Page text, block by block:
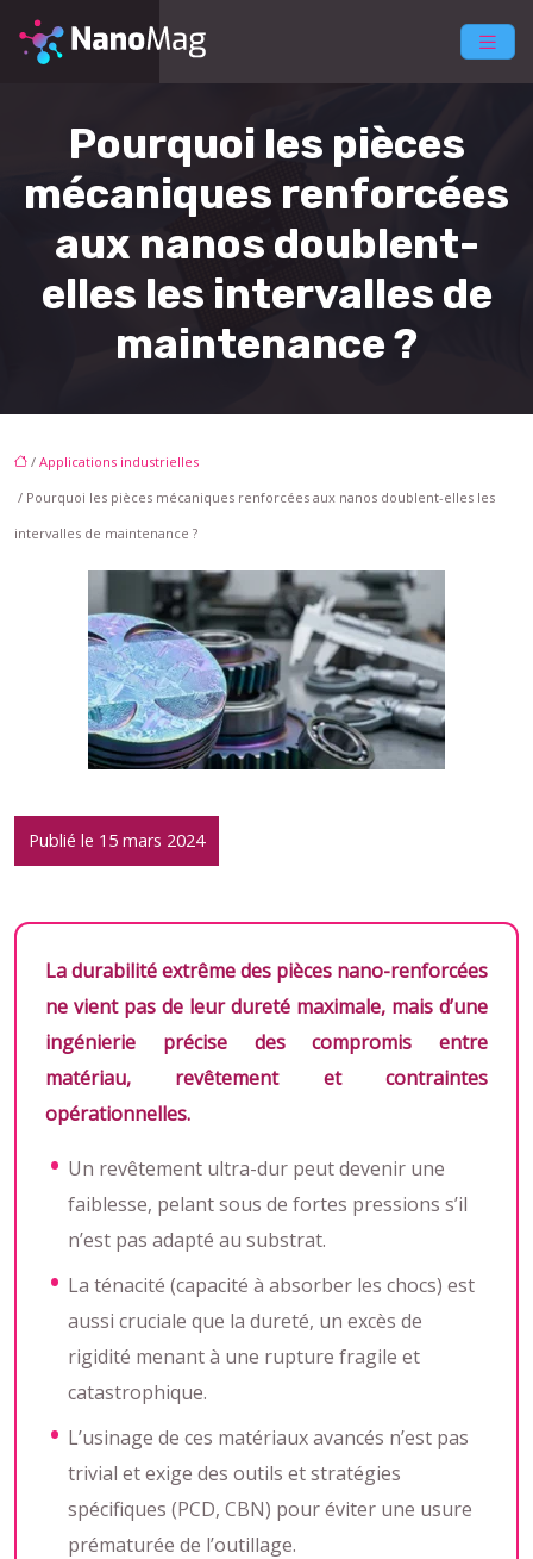
Pourquoi les pièces
mécaniques renforcées
aux nanos doublent-
elles les intervalles de
maintenance ?
/ Applications industrielles
/ Pourquoi les pièces mécaniques renforcées aux nanos doublent-elles les
intervalles de maintenance ?
Publié le 15 mars 2024
La durabilité extrême des pièces nano-renforcées
ne vient pas de leur dureté maximale, mais d’une
ingénierie précise des compromis entre
matériau, revêtement et contraintes
opérationnelles.
Un revêtement ultra-dur peut devenir une
faiblesse, pelant sous de fortes pressions s’il
n’est pas adapté au substrat.
La ténacité (capacité à absorber les chocs) est
aussi cruciale que la dureté, un excès de
rigidité menant à une rupture fragile et
catastrophique.
L’usinage de ces matériaux avancés n’est pas
trivial et exige des outils et stratégies
spécifiques (PCD, CBN) pour éviter une usure
prématurée de l’outillage.